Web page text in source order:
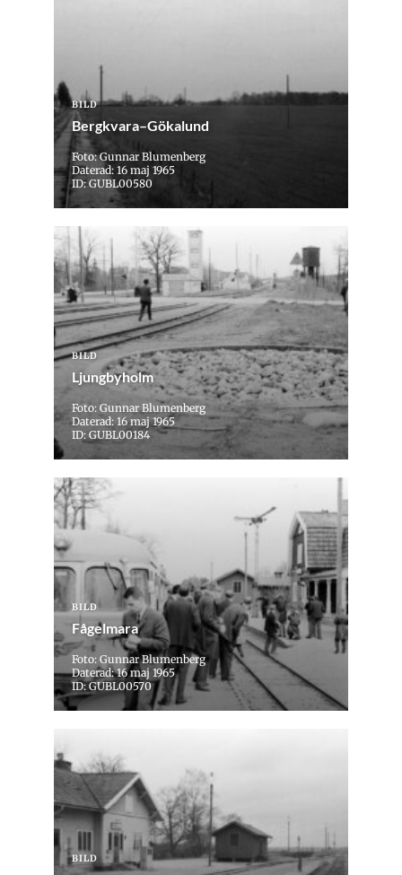
BILD
Bergkvara–Gökalund
Foto: Gunnar Blumenberg
Daterad: 16 maj 1965
ID: GUBL00580
BILD
Ljungbyholm
Foto: Gunnar Blumenberg
Daterad: 16 maj 1965
ID: GUBL00184
BILD
Fågelmara
Foto: Gunnar Blumenberg
Daterad: 16 maj 1965
ID: GUBL00570
BILD